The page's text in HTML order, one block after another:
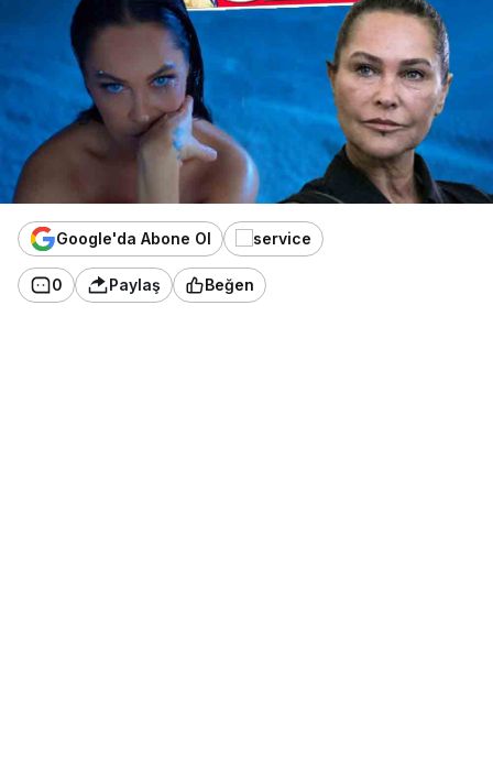
Google'da Abone Ol
0 Paylaş Beğen